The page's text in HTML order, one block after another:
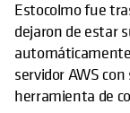
Estocolmo fue
dejaron de estar
servidor AWS
herramienta de